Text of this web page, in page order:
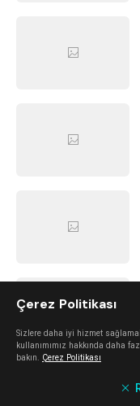
Çerez Politikası
Sizlere daha iyi hizmet
kullanımımız hakkında daha
bakın. Çerez Politikası